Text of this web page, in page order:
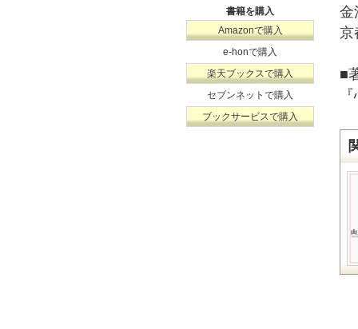
書籍を購入
Amazonで購入
e-honで購入
楽天ブックスで購入
セブンネットで購入
ブックサービスで購入
金
京
■